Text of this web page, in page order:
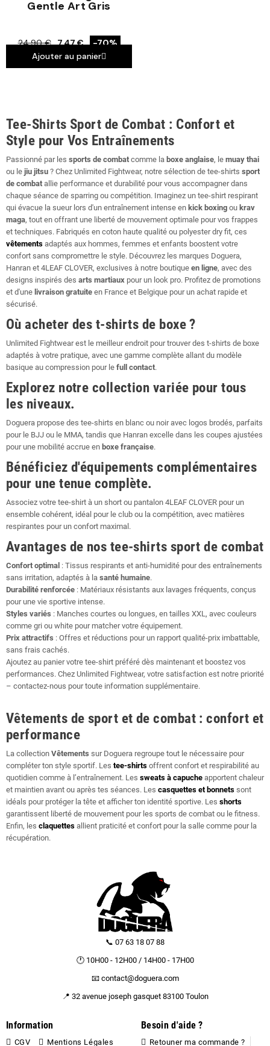
Gentle Art Gris
24,90 € 7,47 €
-70%
Ajouter au panier
Tee-Shirts Sport de Combat : Confort et
Style pour Vos Entraînements
Passionné par les sports de combat comme la boxe anglaise, le muay thai
ou le jiu jitsu ? Chez Unlimited Fightwear, notre sélection de tee-shirts sport
de combat allie performance et durabilité pour vous accompagner dans
chaque séance de sparring ou compétition. Imaginez un tee-shirt respirant
qui évacue la sueur lors d'un entraînement intense en kick boxing ou krav
maga, tout en offrant une liberté de mouvement optimale pour vos frappes
et techniques. Fabriqués en coton haute qualité ou polyester dry fit, ces
vêtements adaptés aux hommes, femmes et enfants boostent votre
confort sans compromettre le style. Découvrez les marques Doguera,
Hanran et 4LEAF CLOVER, exclusives à notre boutique en ligne, avec des
designs inspirés des arts martiaux pour un look pro. Profitez de promotions
et d'une livraison gratuite en France et Belgique pour un achat rapide et
sécurisé.
Où acheter des t-shirts de boxe ?
Unlimited Fightwear est le meilleur endroit pour trouver des t-shirts de boxe
adaptés à votre pratique, avec une gamme complète allant du modèle
basique au compression pour le full contact.
Explorez notre collection variée pour tous
les niveaux.
Doguera propose des tee-shirts en blanc ou noir avec logos brodés, parfaits
pour le BJJ ou le MMA, tandis que Hanran excelle dans les coupes ajustées
pour une mobilité accrue en boxe française.
Bénéficiez d'équipements complémentaires
pour une tenue complète.
Associez votre tee-shirt à un short ou pantalon 4LEAF CLOVER pour un
ensemble cohérent, idéal pour le club ou la compétition, avec matières
respirantes pour un confort maximal.
Avantages de nos tee-shirts sport de combat
Confort optimal : Tissus respirants et anti-humidité pour des entraînements
sans irritation, adaptés à la santé humaine.
Durabilité renforcée : Matériaux résistants aux lavages fréquents, conçus
pour une vie sportive intense.
Styles variés : Manches courtes ou longues, en tailles XXL, avec couleurs
comme gri ou white pour matcher votre équipement.
Prix attractifs : Offres et réductions pour un rapport qualité-prix imbattable,
sans frais cachés.
Ajoutez au panier votre tee-shirt préféré dès maintenant et boostez vos
performances. Chez Unlimited Fightwear, votre satisfaction est notre priorité
– contactez-nous pour toute information supplémentaire.
Vêtements de sport et de combat : confort et
performance
La collection Vêtements sur Doguera regroupe tout le nécessaire pour
compléter ton style sportif. Les tee-shirts offrent confort et respirabilité au
quotidien comme à l’entraînement. Les sweats à capuche apportent chaleur
et maintien avant ou après tes séances. Les casquettes et bonnets sont
idéals pour protéger la tête et afficher ton identité sportive. Les shorts
garantissent liberté de mouvement pour les sports de combat ou le fitness.
Enfin, les claquettes allient praticité et confort pour la salle comme pour la
récupération.
📞 07 63 18 07 88
🕐 10H00 - 12H00 / 14H00 - 17H00
📧 contact@doguera.com
📍 32 avenue joseph gasquet 83100 Toulon
Information
CGV Mentions Légales
Besoin d'aide ?
Retouner ma commande ?